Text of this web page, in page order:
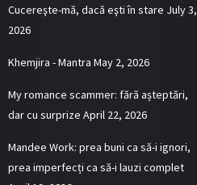
Cucereşte-mă, dacă eşti în stare July 3,
2026
Khemjira - Mantra May 2, 2026
My romance scammer: fără așteptări,
dar cu surprize April 22, 2026
Mandee Work: prea buni ca să-i ignori,
prea imperfecți ca să-i lauzi complet